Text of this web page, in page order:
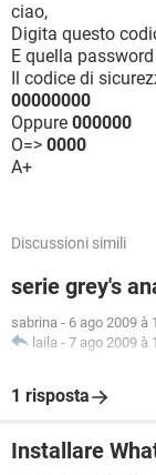
ciao,
Digita questo
E quella
Il codice di
00000000
Oppure 000000
O=> 0000
A+
Discussioni simili
serie grey's
sabrina - 6 ago 2009 à
laila - 7 ago 2009 à
1 risposta
Installare